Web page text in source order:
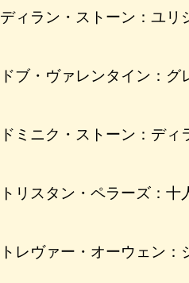
ディラン・ストーン：ユリ
ドブ・ヴァレンタイン：グ
ドミニク・ストーン：ディ
トリスタン・ペラーズ：十
トレヴァー・オーウェン：